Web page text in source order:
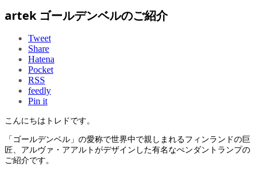
artek ゴールデンベルのご紹介
Tweet
Share
Hatena
Pocket
RSS
feedly
Pin it
こんにちはトレドです。
「ゴールデンベル」の愛称で世界中で親しまれるフィンランドの巨
匠、アルヴァ・アアルトがデザインした有名なぺンダントランプの
ご紹介です。